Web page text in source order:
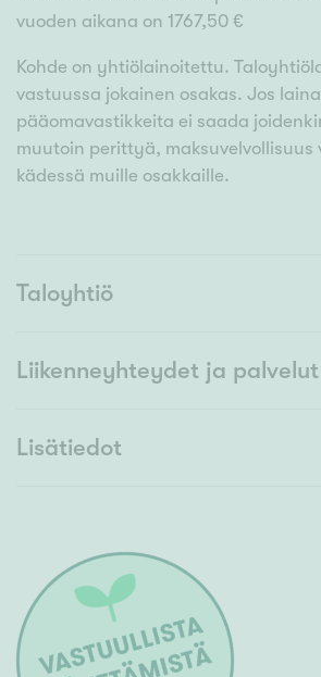
vuoden aikana on 1767,50 €
Kohde on yhtiölainoitettu.
vastuussa jokainen osakas. Jos
pääomavastikkeita ei saada
muutoin perittyä, maksuvelvollisuus
kädessä muille osakkaille.
Taloyhtiö
Liikenneyhteydet ja palvelut
Lisätiedot